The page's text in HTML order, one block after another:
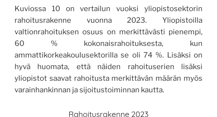
Kuviossa 10 on vertailun vuoksi yliopistosektorin
rahoitusrakenne vuonna 2023. Yliopistoilla
valtionrahoituksen osuus on merkittävästi pienempi,
60 % kokonaisrahoituksesta, kun
ammattikorkeakoulusektorilla se oli 74 %. Lisäksi on
hyvä huomata, että näiden rahoituserien lisäksi
yliopistot saavat rahoitusta merkittävän määrän myös
varainhankinnan ja sijoitustoiminnan kautta.